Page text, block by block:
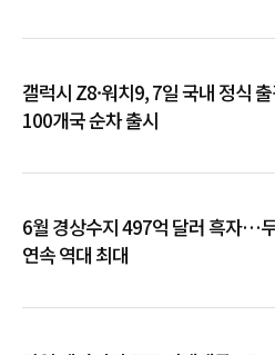
갤럭시 Z8·워치9, 7일 국내 정식
100개국 순차 출시
6월 경상수지 497억 달러 흑자…
연속 역대 최대